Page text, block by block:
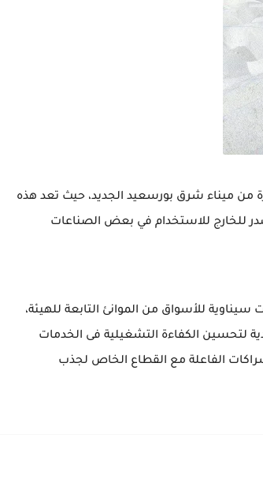
من ميناء شرق بورسعيد الجديد، حيث تعد هذه
للخارج للاستخدام في بعض الصناعات
للأسواق من الموانئ التابعة للهيئة،
لتحسين الكفاءة التشغيلية فى الخدمات
الفاعلة مع القطاع الخاص لجذب